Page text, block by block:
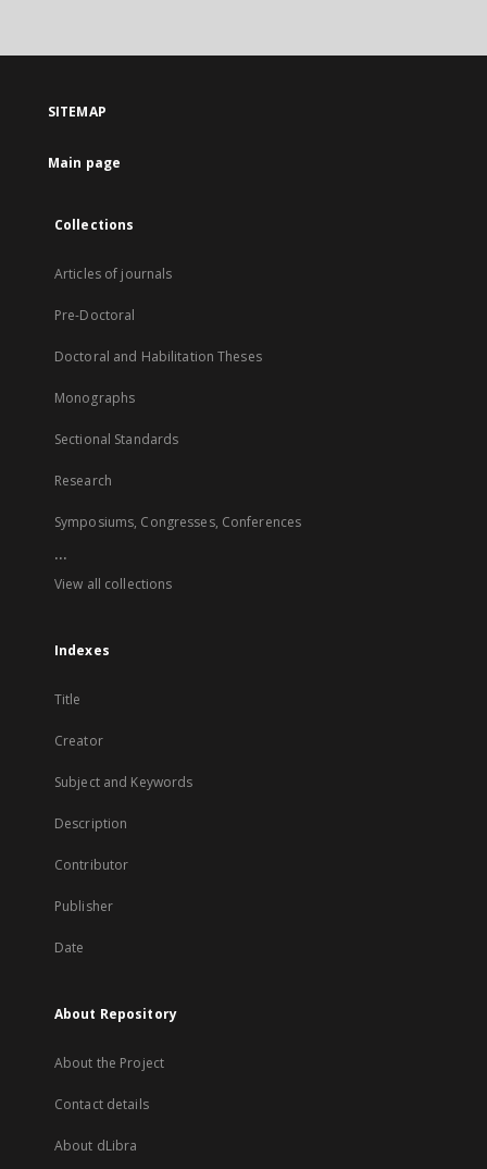
SITEMAP
Main page
Collections
Articles of journals
Pre-Doctoral
Doctoral and Habilitation Theses
Monographs
Sectional Standards
Research
Symposiums, Congresses, Conferences
...
View all collections
Indexes
Title
Creator
Subject and Keywords
Description
Contributor
Publisher
Date
About Repository
About the Project
Contact details
About dLibra